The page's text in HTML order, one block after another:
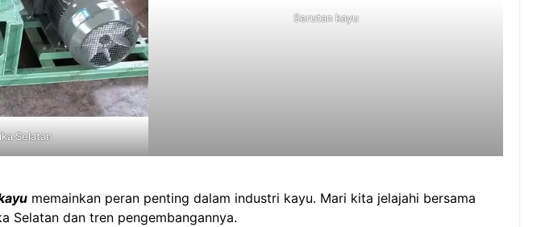
Selatan
Serutan kayu
memainkan peran penting dalam industri kayu. Mari kita jelajahi bersama
Selatan dan tren pengembangannya.